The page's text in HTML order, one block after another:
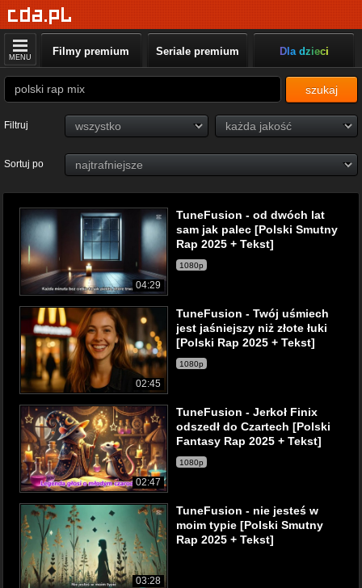
MENU Filmy premium Seriale premium Dla dzieci
szukaj
Filtruj
Sortuj po
04:29
TuneFusion - od dwóch lat
sam jak palec [Polski Smutny
Rap 2025 + Tekst]
1080p
02:45
TuneFusion - Twój uśmiech
jest jaśniejszy niż złote łuki
[Polski Rap 2025 + Tekst]
1080p
02:47
TuneFusion - Jerkoł Finix
odszedł do Czartech [Polski
Fantasy Rap 2025 + Tekst]
1080p
03:28
TuneFusion - nie jesteś w
moim typie [Polski Smutny
Rap 2025 + Tekst]